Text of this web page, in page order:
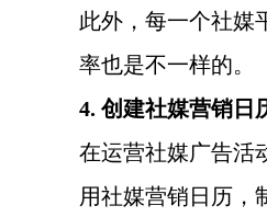
此外，每一个社媒
率也是不一样的。
4. 创建社媒营销日
在运营社媒广告活
用社媒营销日历，